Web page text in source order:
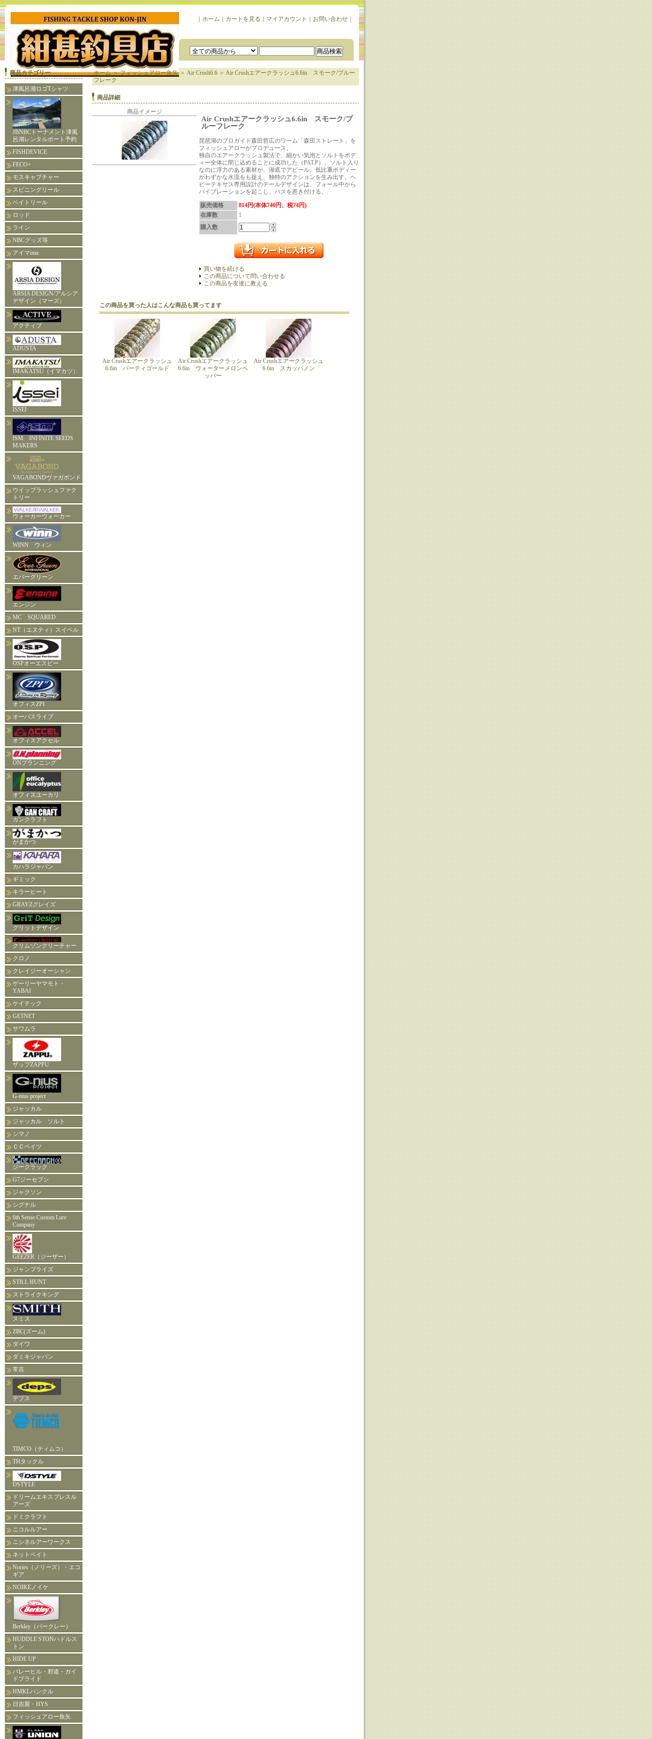
ホーム カートを見る マイアカウント お問い合わせ｜
商品カテゴリー
津風呂湖ロゴTシャツ
JBNBCトーナメント津風
呂湖レンタルボート予約
FISHDEVICE
FECO+
モスキャプチャー
スピニングリール
ベイトリール
ロッド
ライン
NBCグッズ等
アイマima
ARSIA DESIGN/アルシア
デザイン（マーズ）
アクティブ
ADUSTA
IMAKATSU（イマカツ）
ISSEI
ISM INFINITE SEEDS
MAKERS
VAGABONDヴァガボンド
ウイップラッシュファク
トリー
ウォーカーウォーカー
WINN ウィン
エバーグリーン
エンジン
MC SQUARED
NT（エヌティ）スイベル
OSPオーエスピー
オフィスZPI
オーパスライブ
オフィスアクセル
ONプランニング
オフィスユーカリ
ガンクラフト
がまかつ
カハラジャパン
ギミック
キラーヒート
GRAYZグレイズ
グリットデザイン
クリムゾンクリーチャー
クロノ
クレイジーオーシャン
ゲーリーヤマモト・
YABAI
ケイテック
GETNET
サワムラ
ザップZAPPU
G-nius project
ジャッカル
ジャッカル ソルト
シマノ
ＣＣベイツ
ジークラック
G7ジーセブン
ジャクソン
シグナル
6th Sense Custom Lure
Company
GEEZER（ジーザー）
ジャンプライズ
STILL HUNT
ストライクキング
スミス
ZBC(ズーム)
ダイワ
ダミキジャパン
常吉
デプス
TIMCO（ティムコ）
THタックル
DSTYLE
ドリームエキスプレスル
アーズ
ドミクラフト
ニコルルアー
ニシネルアーワークス
ネットベイト
Nories（ノリーズ）・エコ
ギア
NOIKEノイケ
Berkley（バークレー）
HUDDLE STONハドルス
トン
HIDE UP
バレーヒル・邪道・ガイ
ドプライド
HMKLハンクル
日吉屋・HYS
フィッシュアロー魚矢
ホーム＞フィッシュアロー魚矢＞ Air Crush6.6 ＞ Air Crushエアークラッシュ6.6in スモーク/ブルー
フレーク
商品詳細
商品イメージ
Air Crushエアークラッシュ6.6in スモーク/ブ
ルーフレーク
琵琶湖のプロガイド森田哲広のワーム「森田ストレート」を
フィッシュアローがプロデュース。
独自のエアークラッシュ製法で、細かい気泡とソルトをボデ
ィー全体に閉じ込めることに成功した（PAT.P）。ソルト入り
なのに浮力のある素材が、湖底でアピール。低比重ボディー
がわずかな水流をも捉え、独特のアクションを生み出す。ヘ
ビーテキサス専用設計のテールデザインは、フォール中から
バイブレーションを起こし、バスを惹き付ける。
販売価格
814円(本体740円、税74円)
在庫数
1
購入数
買い物を続ける
この商品について問い合わせる
この商品を友達に教える
この商品を買った人はこんな商品も買ってます
Air Crushエアークラッシュ
6.6in パーティゴールド
Air Crushエアークラッシュ
6.6in ウォーターメロンペ
ッパー
Air Crushエアークラッシュ
6.6in スカッパノン